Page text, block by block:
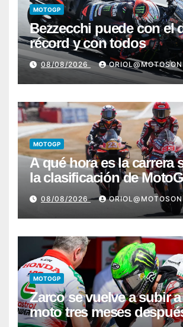
MOTOGP
Bezzecchi puede con el
récord y con todos
08/08/2026
MOTOGP
A qué hora es la carrera
la clasificación de
Silverstone
08/08/2026
MOTOGP
Zarco se vuelve a subir
moto tres meses